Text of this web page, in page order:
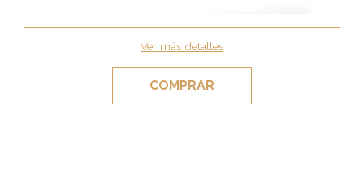
Ver más detalles
COMPRAR